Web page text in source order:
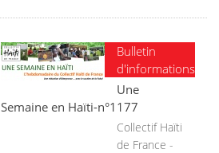
Bulletin
d'informations
Une
Semaine en Haïti-n°1177
Collectif Haïti
de France -